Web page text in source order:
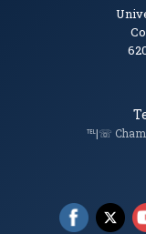
℡|☏
X